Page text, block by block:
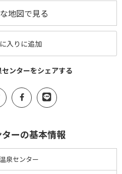
地図で見る
入りに追加
ンターをシェアする
ーの基本情報
泉センター